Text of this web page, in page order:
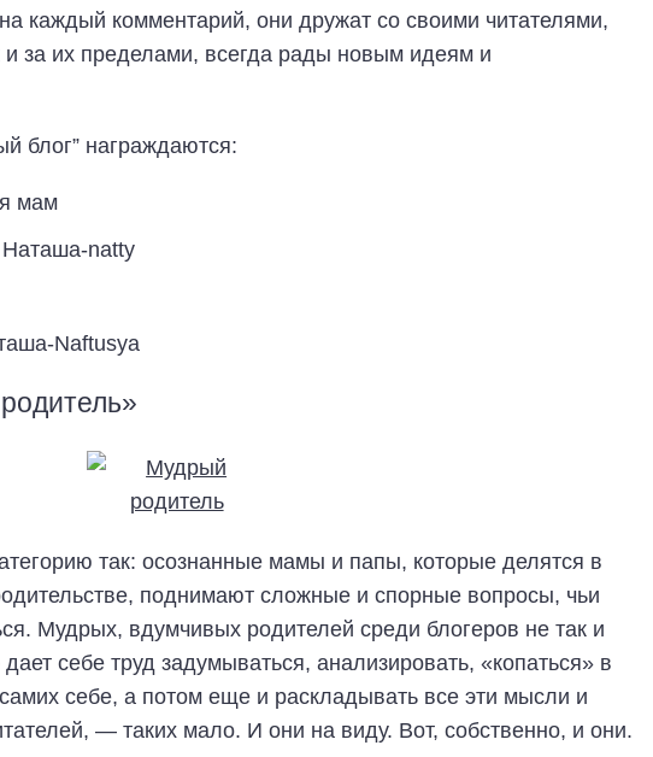
каждый комментарий, они дружат со своими читателями,
за их пределами, всегда рады новым идеям и
блог” награждаются:
мам
Наташа-natty
Naftusya
так: осознанные мамы и папы, которые делятся в
поднимают сложные и спорные вопросы, чьи
Мудрых, вдумчивых родителей среди блогеров не так и
себе труд задумываться, анализировать, «копаться» в
себе, а потом еще и раскладывать все эти мысли и
— таких мало. И они на виду. Вот, собственно, и они.